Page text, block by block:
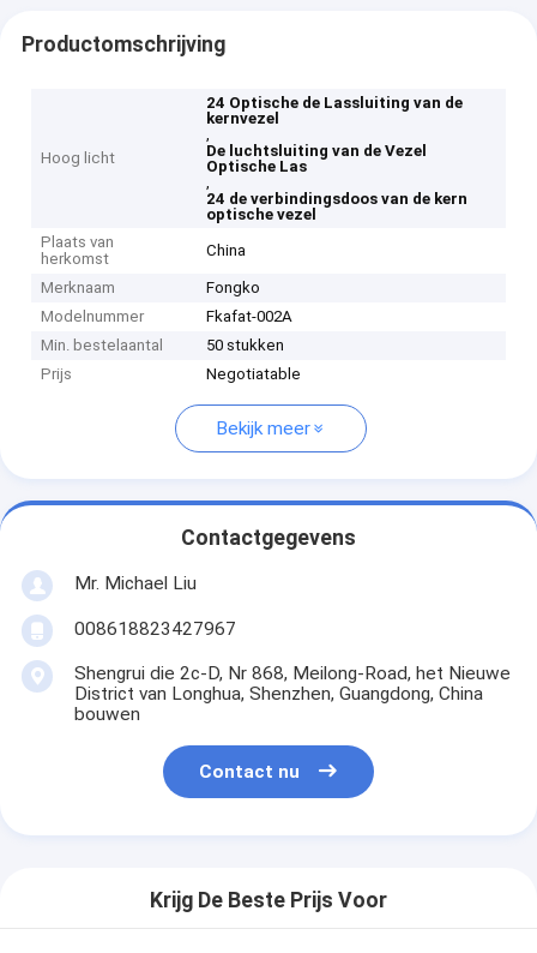
Productomschrijving
Hoog licht
24 Optische de Lassluiting van de
kernvezel
,
De luchtsluiting van de Vezel
Optische Las
,
24 de verbindingsdoos van de kern
optische vezel
Plaats van
herkomst
China
Merknaam
Fongko
Modelnummer
Fkafat-002A
Min. bestelaantal
50 stukken
Prijs
Negotiatable
Bekijk meer
Contactgegevens
Mr. Michael Liu
008618823427967
Shengrui die 2c-D, Nr 868, Meilong-Road, het Nieuwe
District van Longhua, Shenzhen, Guangdong, China
bouwen
Contact nu
Krijg De Beste Prijs Voor